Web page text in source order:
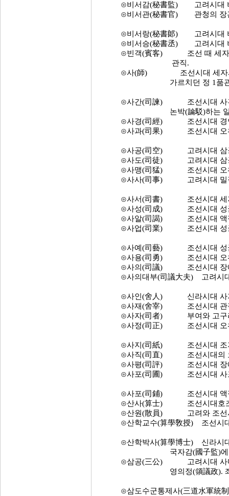
⊙비서감(秘書監) 고려시대
⊙비서관(秘書官) 관청의 장관
⊙비서랑(秘書郞) 고려시대
⊙비서승(秘書丞) 고려시대
⊙빈객(賓客) 조선 때 세자시
관직.
⊙사(師) 조선시대 세자시강
가르치던 정 1품관으로
⊙사간(司諫) 조선시대 사간
논박(論駁)하는 일 을
⊙사경(司經) 조선시대 경연
⊙사과(司果) 조선시대 오위
⊙사공(司空) 고려시대 삼공(
⊙사도(司徒) 고려시대 삼공(
⊙사맹(司猛) 조선시대 오위
⊙사사(司事) 고려시대 밀직
⊙사서(司書) 조선시대 세자
⊙사성(司成) 조선시대 성균
⊙사알(司謁) 조선시대 액정
⊙사업(司業) 조선시대 성균
⊙사예(司藝) 조선시대 성균
⊙사용(司勇) 조선시대 오위
⊙사의(司議) 조선시대 장예
⊙사의대부(司議大夫) 고려시
⊙사인(舍人) 신라시대 사지(
⊙사재(舍宰) 조선시대 관직
⊙사자(司者) 부여와 고구려
⊙사정(司正) 조선시대 오위
⊙사지(司紙) 조선시대 조지
⊙사직(司直) 조선시대의 오
⊙사평(司評) 조선시대 장예
⊙사포(司圃) 조선시대 사포
⊙사포(司鋪) 조선시대 액정
⊙산사(算士) 조선시대호조(
⊙산원(散員) 고려와 조선시
⊙산학교수(算學敎授) 조선시
⊙산학박사(算學博士) 신라시
국자감(國子監)에 서 산
⊙삼공(三公) 고려시대 사마(
영의정(領議政). 좌의정(
⊙삼도수군통제사(三道水軍統